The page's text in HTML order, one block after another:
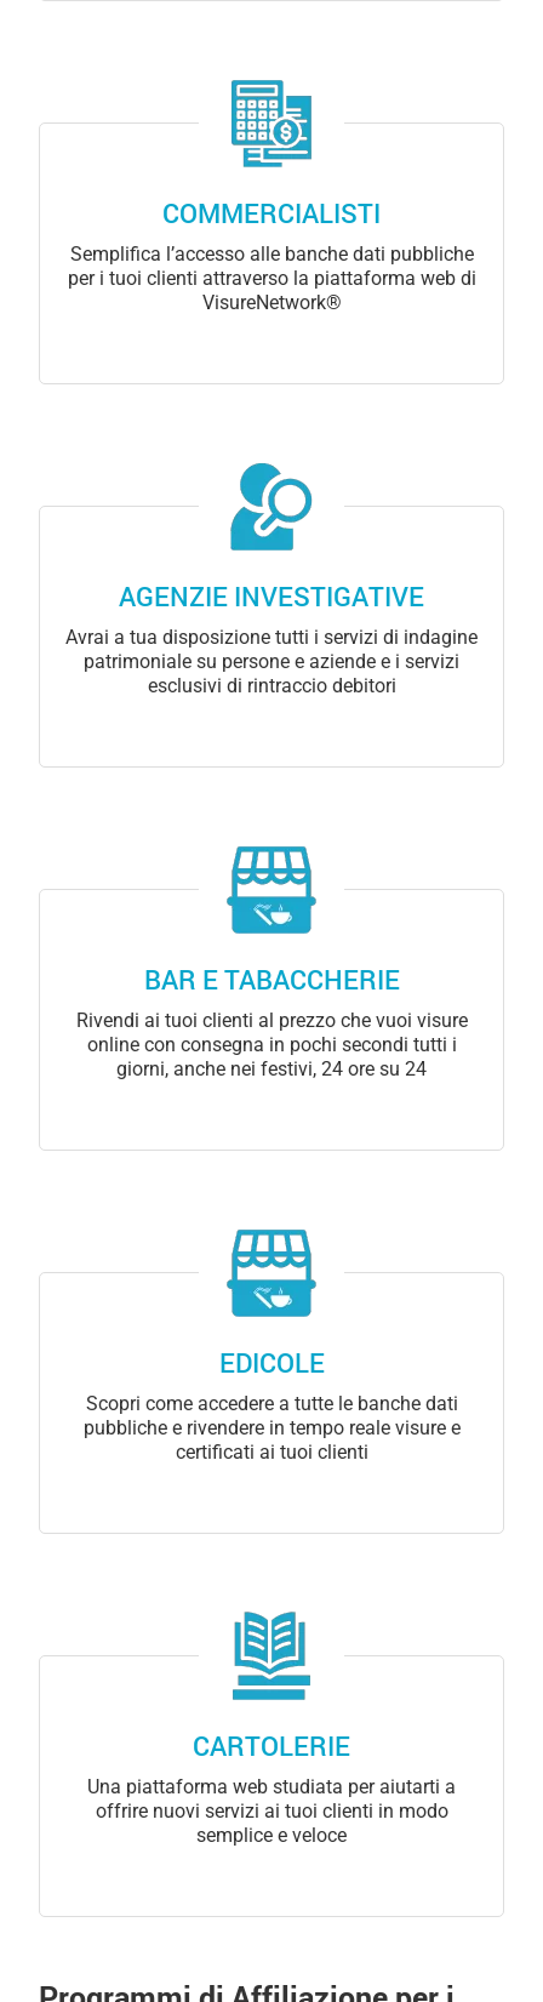
COMMERCIALISTI
Semplifica l’accesso alle banche dati pubbliche
per i tuoi clienti attraverso la piattaforma web di
VisureNetwork®
AGENZIE INVESTIGATIVE
Avrai a tua disposizione tutti i servizi di indagine
patrimoniale su persone e aziende e i servizi
esclusivi di rintraccio debitori
BAR E TABACCHERIE
Rivendi ai tuoi clienti al prezzo che vuoi visure
online con consegna in pochi secondi tutti i
giorni, anche nei festivi, 24 ore su 24
EDICOLE
Scopri come accedere a tutte le banche dati
pubbliche e rivendere in tempo reale visure e
certificati ai tuoi clienti
CARTOLERIE
Una piattaforma web studiata per aiutarti a
offrire nuovi servizi ai tuoi clienti in modo
semplice e veloce